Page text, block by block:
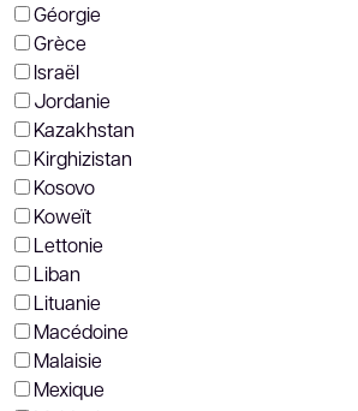
Géorgie
Grèce
Israël
Jordanie
Kazakhstan
Kirghizistan
Kosovo
Koweït
Lettonie
Liban
Lituanie
Macédoine
Malaisie
Mexique